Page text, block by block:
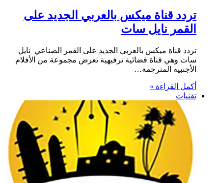
تردد قناة ميكس بالعربي الجديد على
القمر نايل سات
تردد قناة ميكس بالعربي الجديد على القمر الصناعي نايل
سات وهي قناة فضائية ترفيهية تعرض مجموعة من الأفلام
الأجنبية المترجمة…
أكمل القراءة »
تقنيات